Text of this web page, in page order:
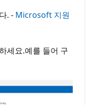
. - Microsoft 지원
세요.예를 들어 구